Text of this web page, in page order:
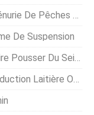
Le Nord-Est Cet Été
De Suspension
Culture De Couverture
Laitière Optimale